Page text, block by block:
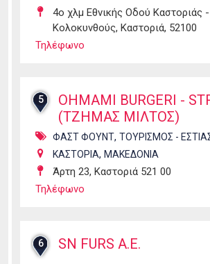
4ο χλμ Εθνικής Οδού Καστοριάς -
Κολοκυνθούς, Καστοριά, 52100
Τηλέφωνο
5
OHMAMI BURGERI -
(ΤΖΗΜΑΣ ΜΙΛΤΟΣ)
ΦΑΣΤ ΦΟΥΝΤ, ΤΟΥΡΙΣΜΟΣ -
ΚΑΣΤΟΡΙΑ, ΜΑΚΕΔΟΝΙΑ
Άρτη 23, Καστοριά 521 00
Τηλέφωνο
6 SN FURS Α.Ε.